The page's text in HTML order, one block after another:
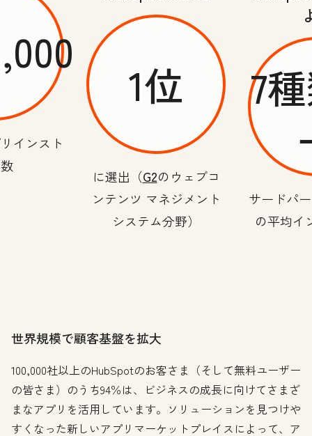
インスト
1位
に選出（G2のウェブコ
ンテンツ マネジメント
システム分野）
7
サードパ
の平均イ
世界規模で顧客基盤を拡大
100,000社以上のHubSpotのお客さま（そして無料ユーザー
の皆さま）のうち94％は、ビジネスの成長に向けてさまざ
まなアプリを活用しています。ソリューションを見つけや
すくなった新しいアプリマーケットプレイスによって、ア